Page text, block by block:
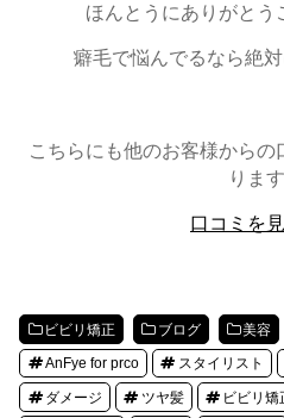
ほんとうにありがとう
癖毛で悩んでるなら絶
こちらにも他のお客様から
ります
口コミを
ビビリ矯正 ブログ 美容
AnFye for prco スタイリスト
ダメージ ツヤ髪 ビビリ矯